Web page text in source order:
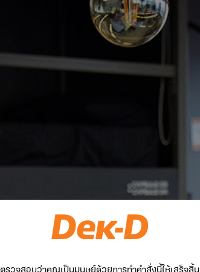
ตรวจสอบว่าคุณเป็นมนุษย์ด้วยการทำคำสั่งนี้ให้เสร็จสิ้น